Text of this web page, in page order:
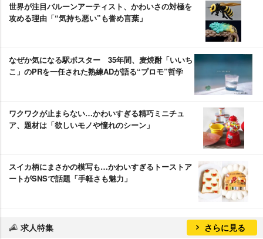
世界が注目バルーンアーティスト、かわいさの対極を
攻める理由「“気持ち悪い”も誉め言葉」
なぜか気になる駅ポスター 35年間、麦焼酎「いいち
こ」のPRを一任された熟練ADが語る“プロモ”哲学
ワクワクが止まらない…かわいすぎる精巧ミニチュ
ア、題材は「欲しいモノや憧れのシーン」
スイカ柄にまさかの模写も…かわいすぎるトーストア
ートがSNSで話題「手軽さも魅力」
求人特集 さらに見る